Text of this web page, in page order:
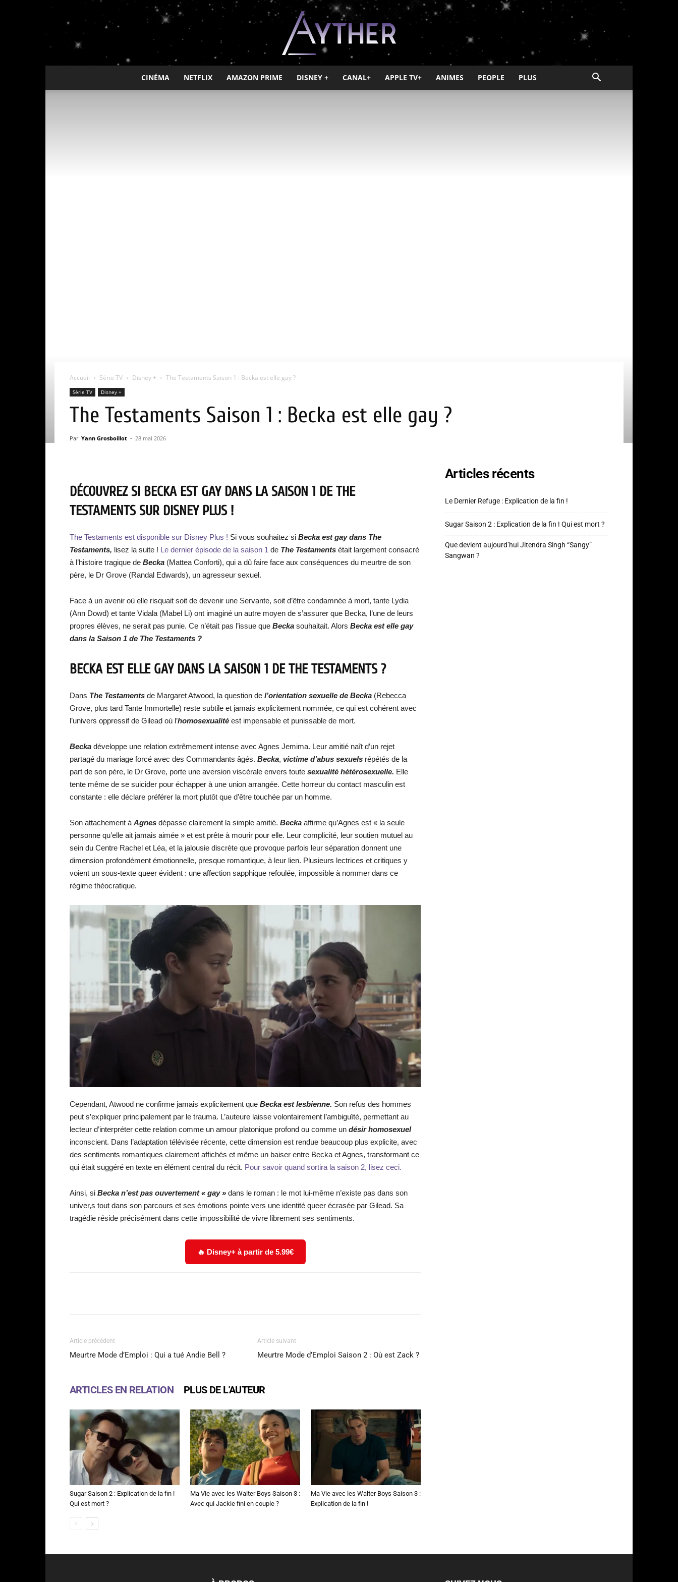
Ayther
CINÉMA NETFLIX AMAZON PRIME DISNEY + CANAL+ APPLE TV+ ANIMES PEOPLE PLUS
Accueil Série TV Disney + The Testaments Saison 1 : Becka est elle gay ?
Série TV Disney +
The Testaments Saison 1 : Becka est elle gay ?
Par Yann Grosboillot - 28 mai 2026
DÉCOUVREZ SI BECKA EST GAY DANS LA SAISON 1 DE THE
TESTAMENTS SUR DISNEY PLUS !
The Testaments est disponible sur Disney Plus ! Si vous souhaitez si Becka est gay dans The
Testaments, lisez la suite ! Le dernier épisode de la saison 1 de The Testaments était largement consacré
à l’histoire tragique de Becka (Mattea Conforti), qui a dû faire face aux conséquences du meurtre de son
père, le Dr Grove (Randal Edwards), un agresseur sexuel.
Face à un avenir où elle risquait soit de devenir une Servante, soit d’être condamnée à mort, tante Lydia
(Ann Dowd) et tante Vidala (Mabel Li) ont imaginé un autre moyen de s’assurer que Becka, l’une de leurs
propres élèves, ne serait pas punie. Ce n’était pas l’issue que Becka souhaitait. Alors Becka est elle gay
dans la Saison 1 de The Testaments ?
BECKA EST ELLE GAY DANS LA SAISON 1 DE THE TESTAMENTS ?
Dans The Testaments de Margaret Atwood, la question de l’orientation sexuelle de Becka (Rebecca
Grove, plus tard Tante Immortelle) reste subtile et jamais explicitement nommée, ce qui est cohérent avec
l’univers oppressif de Gilead où l’homosexualité est impensable et punissable de mort.
Becka développe une relation extrêmement intense avec Agnes Jemima. Leur amitié naît d’un rejet
partagé du mariage forcé avec des Commandants âgés. Becka, victime d’abus sexuels répétés de la
part de son père, le Dr Grove, porte une aversion viscérale envers toute sexualité hétérosexuelle. Elle
tente même de se suicider pour échapper à une union arrangée. Cette horreur du contact masculin est
constante : elle déclare préférer la mort plutôt que d’être touchée par un homme.
Son attachement à Agnes dépasse clairement la simple amitié. Becka affirme qu’Agnes est « la seule
personne qu’elle ait jamais aimée » et est prête à mourir pour elle. Leur complicité, leur soutien mutuel au
sein du Centre Rachel et Léa, et la jalousie discrète que provoque parfois leur séparation donnent une
dimension profondément émotionnelle, presque romantique, à leur lien. Plusieurs lectrices et critiques y
voient un sous-texte queer évident : une affection sapphique refoulée, impossible à nommer dans ce
régime théocratique.
Cependant, Atwood ne confirme jamais explicitement que Becka est lesbienne. Son refus des hommes
peut s’expliquer principalement par le trauma. L’auteure laisse volontairement l’ambiguïté, permettant au
lecteur d’interpréter cette relation comme un amour platonique profond ou comme un désir homosexuel
inconscient. Dans l’adaptation télévisée récente, cette dimension est rendue beaucoup plus explicite, avec
des sentiments romantiques clairement affichés et même un baiser entre Becka et Agnes, transformant ce
qui était suggéré en texte en élément central du récit. Pour savoir quand sortira la saison 2, lisez ceci.
Ainsi, si Becka n’est pas ouvertement « gay » dans le roman : le mot lui-même n’existe pas dans son
univer,s tout dans son parcours et ses émotions pointe vers une identité queer écrasée par Gilead. Sa
tragédie réside précisément dans cette impossibilité de vivre librement ses sentiments.
🔥 Disney+ à partir de 5.99€
Article précédent
Meurtre Mode d’Emploi : Qui a tué Andie Bell ?
Article suivant
Meurtre Mode d’Emploi Saison 2 : Où est Zack ?
ARTICLES EN RELATION PLUS DE L'AUTEUR
Sugar Saison 2 : Explication de la fin !
Qui est mort ?
Ma Vie avec les Walter Boys Saison 3 :
Avec qui Jackie fini en couple ?
Ma Vie avec les Walter Boys Saison 3 :
Explication de la fin !
Articles récents
Le Dernier Refuge : Explication de la fin !
Sugar Saison 2 : Explication de la fin ! Qui est mort ?
Que devient aujourd’hui Jitendra Singh “Sangy”
Sangwan ?